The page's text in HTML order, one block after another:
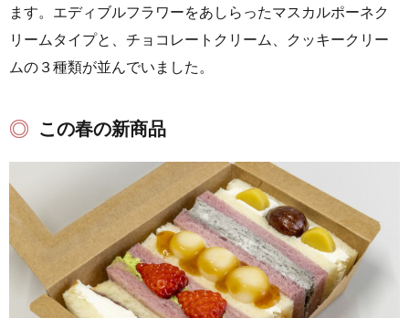
ます。エディブルフラワーをあしらったマスカルポーネク
リームタイプと、チョコレートクリーム、クッキークリー
ムの３種類が並んでいました。
この春の新商品